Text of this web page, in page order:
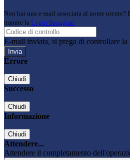
Non hai una e-mail associata al nome utente?
tramite la Login Spaggiari
E-mail inviata, si prega di controllare la
Errore
Chiudi
Successo
Chiudi
Informazione
Chiudi
Attendere...
Attendere il completamento